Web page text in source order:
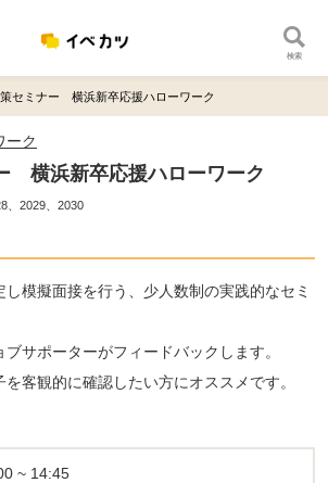
検索
セミナー 横浜新卒応援ハローワーク
ーク
横浜新卒応援ハローワーク
、2029、2030
模擬面接を行う、少人数制の実践的なセミ
サポーターがフィードバックします。
客観的に確認したい方にオススメです。
~ 14:45